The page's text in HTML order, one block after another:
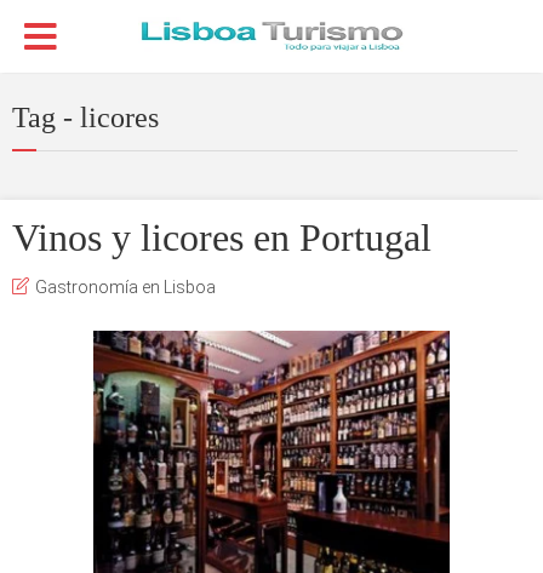
Tag - licores
Vinos y licores en Portugal
Gastronomía en Lisboa